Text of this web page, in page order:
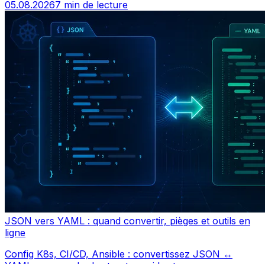
05.08.20267 min de lecture
JSON vers YAML : quand convertir, pièges et outils en
ligne
Config K8s, CI/CD, Ansible : convertissez JSON ↔